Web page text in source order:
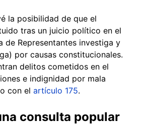
la posibilidad de que el
tras un juicio político en el
de Representantes investiga y
por causas constitucionales.
delitos cometidos en el
e indignidad por mala
con el artículo 175.
consulta popular